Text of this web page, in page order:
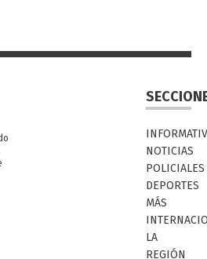
NOTICIAS
POLICIALES
DEPORTES
MÁS
LA
REGIÓN